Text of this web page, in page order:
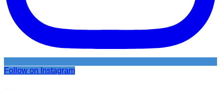
Follow on Instagram